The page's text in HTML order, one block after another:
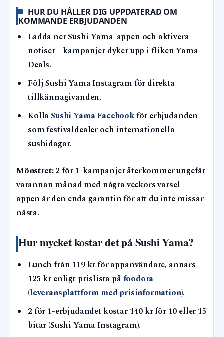
HUR DU HÅLLER DIG UPPDATERAD OM
KOMMANDE ERBJUDANDEN
Ladda ner Sushi Yama-appen och aktivera
notiser – kampanjer dyker upp i fliken Yama
Deals.
Följ Sushi Yama Instagram för direkta
tillkännagivanden.
KollaSushi Yama Facebookför erbjudanden
som festivaldealer och internationella
sushidagar.
Mönstret:2 för 1-kampanjer återkommer ungefär
varannan månad med några veckors varsel –
appen är den enda garantin för att du inte missar
nästa.
Hur mycket kostar det på Sushi Yama?
Lunch från 119 kr för appanvändare, annars
125 kr enligt prislista påfoodora
(leveransplattform med prisinformation).
2 för 1-erbjudandet kostar 140 kr för 10 eller 15
bitar (Sushi Yama Instagram).